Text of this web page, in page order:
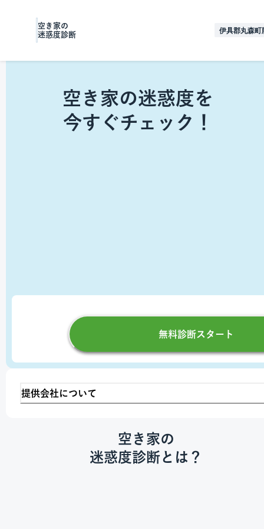
空き家の
迷惑度診断
伊具郡丸森町
空き家の迷惑度を
今すぐチェック！
無料診断スタート
提供会社について
空き家の
迷惑度診断とは？